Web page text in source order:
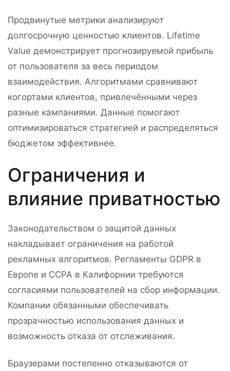
Продвинутые метрики анализируют
долгосрочную ценностью клиентов. Lifetime
Value демонстрирует прогнозируемой прибыль
от пользователя за весь периодом
взаимодействия. Алгоритмами сравнивают
когортами клиентов, привлечёнными через
разные кампаниями. Данные помогают
оптимизироваться стратегией и распределяться
бюджетом эффективнее.
Ограничения и
влияние приватностью
Законодательством о защитой данных
накладывает ограничения на работой
рекламных алгоритмов. Регламенты GDPR в
Европе и CCPA в Калифорнии требуются
согласиями пользователей на сбор информации.
Компании обязанными обеспечивать
прозрачностью использования данных и
возможность отказа от отслеживания.
Браузерами постепенно отказываются от